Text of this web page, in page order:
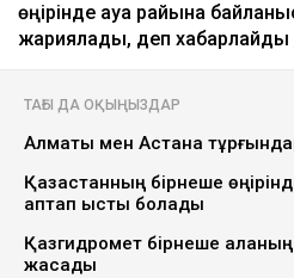
өңірінде ауа райына
жариялады, деп хабарлайды
ТАҒЫ ДА ОҚЫҢЫЗДАР
Алматы мен Астана
Қазақстанның бірнеше
аптап ыстық болады
Қазгидромет бірнеше
жасады